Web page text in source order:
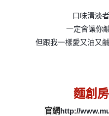
口味清淡
一定會讓你
但跟我一樣愛又油又
麵創
官網http://